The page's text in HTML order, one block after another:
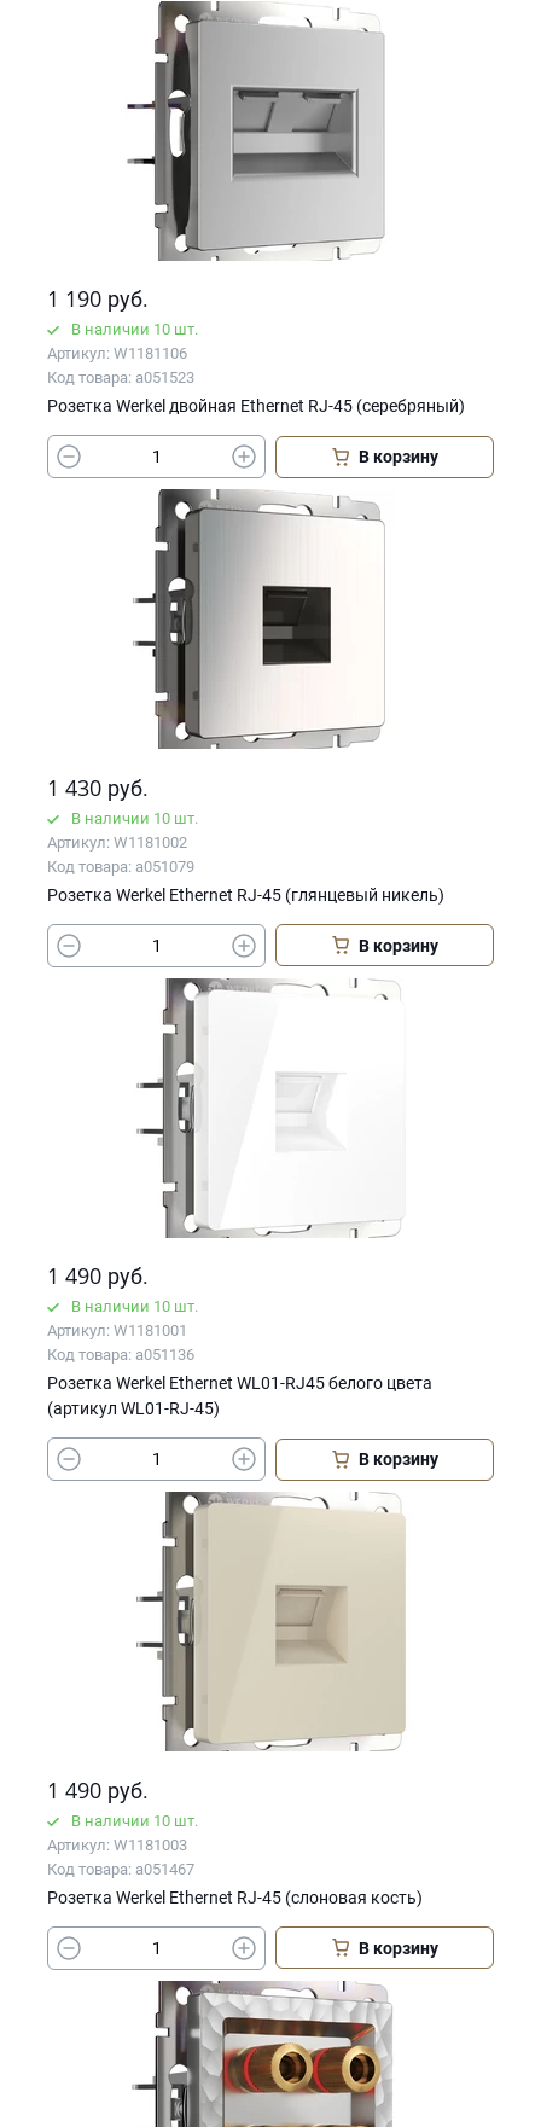
1 190 руб.
В наличии 10 шт.
Артикул: W1181106
Код товара: a051523
Розетка Werkel двойная Ethernet RJ-45 (серебряный)
В корзину
1 430 руб.
В наличии 10 шт.
Артикул: W1181002
Код товара: a051079
Розетка Werkel Ethernet RJ-45 (глянцевый никель)
В корзину
1 490 руб.
В наличии 10 шт.
Артикул: W1181001
Код товара: a051136
Розетка Werkel Ethernet WL01-RJ45 белого цвета
(артикул WL01-RJ-45)
В корзину
1 490 руб.
В наличии 10 шт.
Артикул: W1181003
Код товара: a051467
Розетка Werkel Ethernet RJ-45 (слоновая кость)
В корзину